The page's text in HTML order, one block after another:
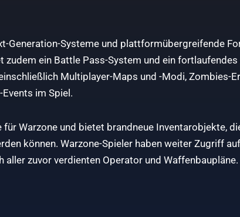
Generation-Systeme und plattformübergreifende
zudem ein Battle Pass-System und ein
Multiplayer-Maps und -Modi, Zombies-
im Spiel.
Warzone und bietet brandneue Inventarobjekte,
können. Warzone-Spieler haben weiter Zugriff
zuvor verdienten Operator und Waffenbaupläne.